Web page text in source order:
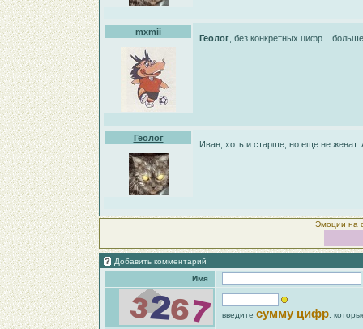
mxmii
Геолог , без конкретных цифр...
Геолог
Иван, хоть и старше, но еще не
Эмоции на
Добавить комментарий
Имя
введите сумму цифр ,